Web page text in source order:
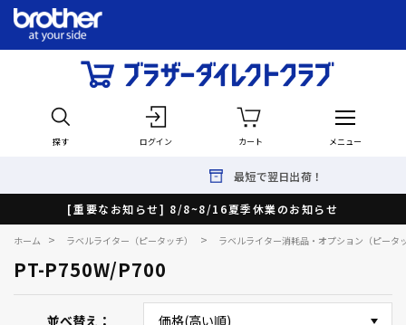
探す ログイン カート メニュー
最短で翌日出荷！
[重要なお知らせ] 8/8~8/16夏季休業のお知らせ
ホーム > ラベルライター（ピータッチ） > ラベルライター消耗品・オプション（ピータ
PT-P750W/P700
並べ替え